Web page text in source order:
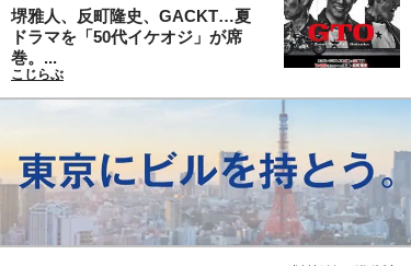
堺雅人、反町隆史、GACKT…夏
ドラマを「50代イケオジ」が席
巻。...
こじらぶ